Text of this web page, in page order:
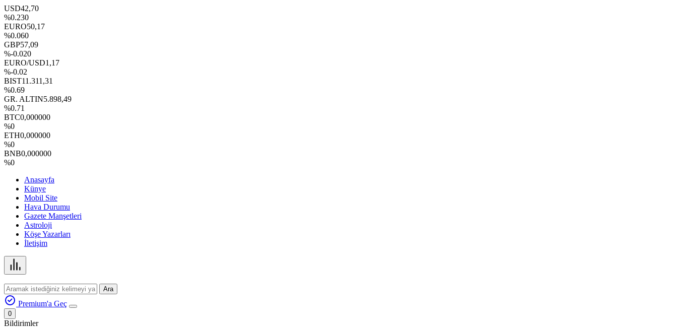
USD42,70
%0.230
EURO50,17
%0.060
GBP57,09
%-0.020
EURO/USD1,17
%-0.02
BIST11.311,31
%0.69
GR. ALTIN5.898,49
%0.71
BTC0,000000
%0
ETH0,000000
%0
BNB0,000000
%0
Anasayfa
Künye
Mobil Site
Hava Durumu
Gazete Manşetleri
Astroloji
Köşe Yazarları
İletişim
Ara
Premium'a Geç
0
Bildirimler